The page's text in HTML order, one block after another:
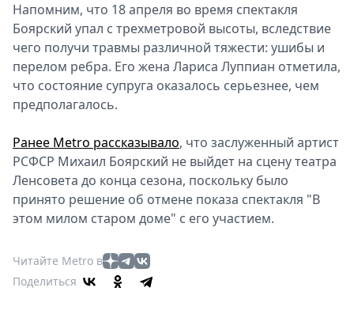
Напомним, что 18 апреля во время спектакля
Боярский упал с трехметровой высоты, вследствие
чего получи травмы различной тяжести: ушибы и
перелом ребра. Его жена Лариса Луппиан отметила,
что состояние супруга оказалось серьезнее, чем
предполагалось.
Ранее Metro рассказывало, что заслуженный артист
РСФСР Михаил Боярский не выйдет на сцену театра
Ленсовета до конца сезона, поскольку было
принято решение об отмене показа спектакля "В
этом милом старом доме" с его участием.
Читайте Metro в
Поделиться